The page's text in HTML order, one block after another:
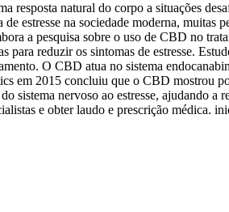
natural do corpo a situações
estresse na sociedade moderna, muitas
a pesquisa sobre o uso de CBD no
reduzir os sintomas de estresse.
O CBD atua no sistema
em 2015 concluiu que o CBD mostrou
sistema nervoso ao estresse, ajudando a
e obter laudo e prescrição médica.